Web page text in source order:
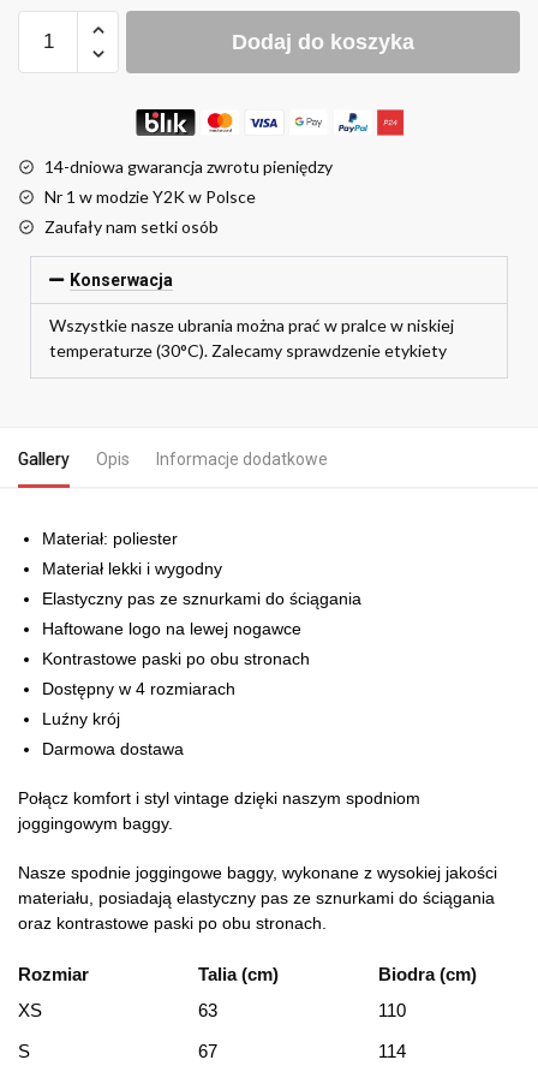
Dodaj do koszyka
14-dniowa gwarancja zwrotu pieniędzy
Nr 1 w modzie Y2K w Polsce
Zaufały nam setki osób
Konserwacja
Wszystkie nasze ubrania można prać w pralce w niskiej
temperaturze (30°C). Zalecamy sprawdzenie etykiety
Gallery Opis Informacje dodatkowe
Materiał: poliester
Materiał lekki i wygodny
Elastyczny pas ze sznurkami do ściągania
Haftowane logo na lewej nogawce
Kontrastowe paski po obu stronach
Dostępny w 4 rozmiarach
Luźny krój
Darmowa dostawa
Połącz komfort i styl vintage dzięki naszym spodniom
joggingowym baggy.
Nasze spodnie joggingowe baggy, wykonane z wysokiej jakości
materiału, posiadają elastyczny pas ze sznurkami do ściągania
oraz kontrastowe paski po obu stronach.
Rozmiar Talia (cm)
Biodra (cm)
XS
63
110
S
67 114